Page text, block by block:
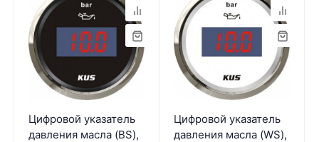
Цифровой указатель
давления масла (BS),
Цифровой указатель
давления масла (WS),